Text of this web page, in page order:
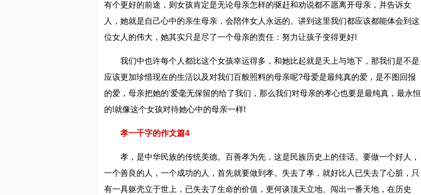
有个更好的前途，则女孩肯定是无论母亲怎样的驱赶和劝说都不愿离开母亲，并告诉女
人，她就是自己心中的亲生母亲，会陪伴女人永远的。讲到这里我们都应该都能体会到这
位女人的伟大，她其实只是尽了一个母亲的责任：努力让孩子变得更好!
我们中也许每个人都比这个女孩幸运得多，和她比起就是天上与地下，那我们是不是
应该更加珍惜现在的生活以及对我们百般照料的母亲呢?母爱是最纯真的爱，是不图回报
的爱，母亲把她的'爱毫无保留的给了我们，那么我们对母亲的孝心也要是最纯真，最永恒
的!就像这个女孩对待她心中的母亲一样!
孝一千字的作文篇4
孝，是中华民族的传统美德。百善孝为先，这是民族历史上的佳话。要做一个好人，
一个善良的人，一个成功的人，首先就要做到孝。失去了孝，就好比人已失去了心脏，只
有一具躯壳立于世上，已失去了生命的价值，更何谈顶天立地、闯出一番天地，在历史